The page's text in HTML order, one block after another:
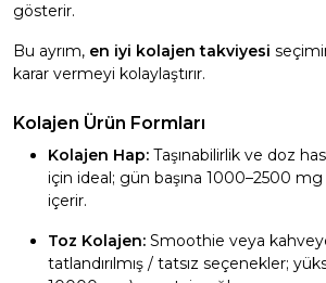
gösterir.
Bu ayrım, en iyi kolajen takviyesi
karar vermeyi kolaylaştırır.
Kolajen Ürün Formları
Kolajen Hap: Taşınabilirlik ve doz
için ideal; gün başına 1000–2500
içerir.
Toz Kolajen: Smoothie veya
tatlandırılmış / tatsız seçenekler;